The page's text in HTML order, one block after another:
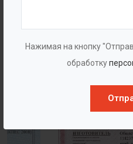
Нажимая на кнопку
обработку